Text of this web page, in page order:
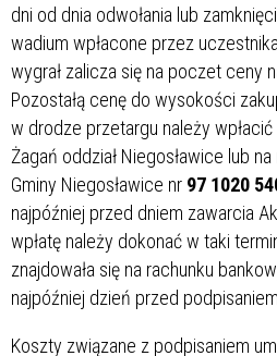
dni od dnia odwołania lub
wadium wpłacone przez
wygrał zalicza się na poczet ceny
Pozostałą cenę do wysokości
w drodze przetargu należy
Żagań oddział Niegosławice lub
Gminy Niegosławice nr 97 1020
najpóźniej przed dniem zawarcia
wpłatę należy dokonać w taki
znajdowała się na rachunku
najpóźniej dzień przed
Koszty związane z podpisaniem